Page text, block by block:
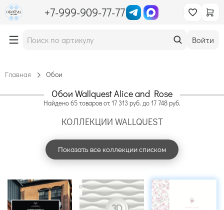
+7-999-909-77-77
Войти
Главная Обои
Обои Wallquest Alice and Rose
Найдено65товаровот17 313 руб. до17 748руб.
КОЛЛЕКЦИИ WALLQUEST
Показать все коллекции списком